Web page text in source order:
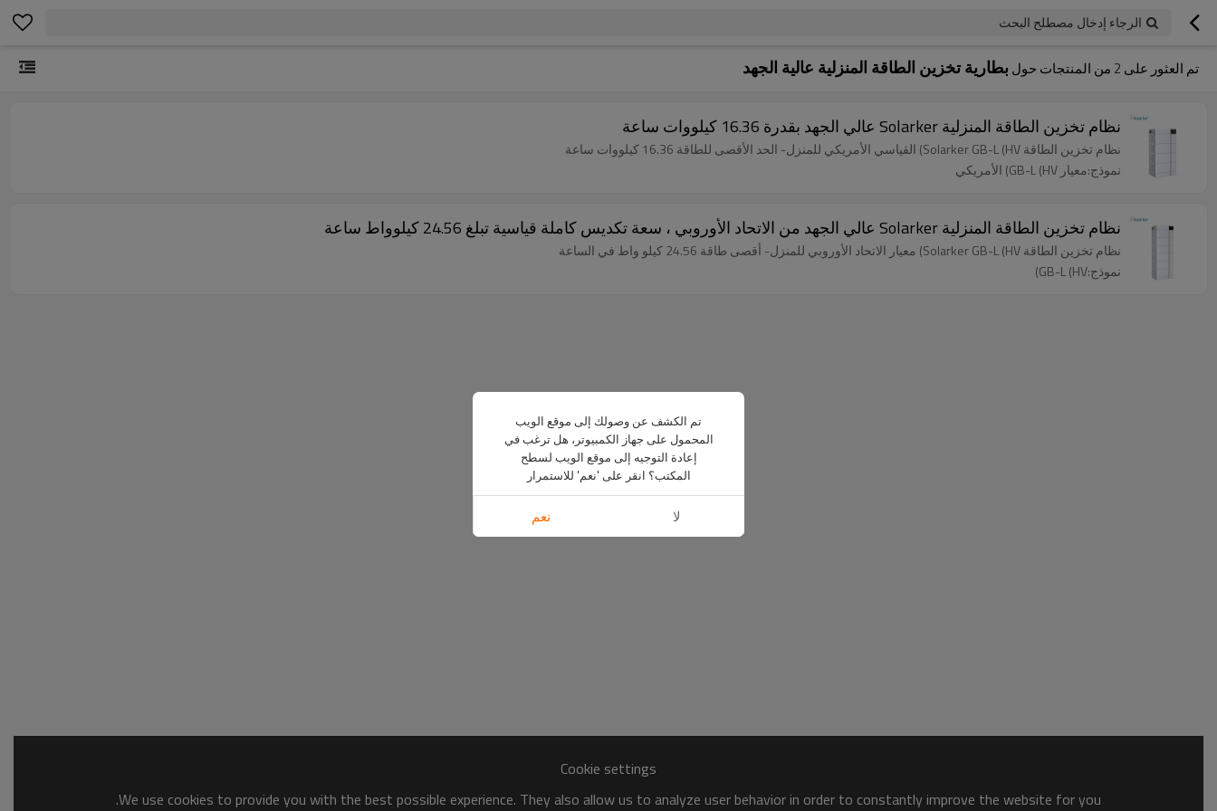
الرجاء إدخال مصطلح البحث
تم العثور على 2 من المنتجات حولبطارية تخزين الطاقة المنزلية عالية الجهد
نظام تخزين الطاقة المنزلية Solarker عالي الجهد بقدرة 16.36 كيلووات ساعة
نظام تخزين الطاقة Solarker GB-L (HV) القياسي الأمريكي للمنزل- الحد الأقصى للطاقة 16.36 كيلووات ساعة
نموذج:معيار GB-L (HV) الأمريكي
نظام تخزين الطاقة المنزلية Solarker عالي الجهد من الاتحاد الأوروبي ، سعة تكديس كاملة قياسية تبلغ 24.56 كيلوواط ساعة
نظام تخزين الطاقة Solarker GB-L (HV) معيار الاتحاد الأوروبي للمنزل- أقصى طاقة 24.56 كيلو واط في الساعة
نموذج:GB-L (HV)
Cookie settings
We use cookies to provide you with the best possible experience. They also allow us to analyze user behavior in order to constantly improve the website for you.
تم الكشف عن وصولك إلى موقع الويب
المحمول على جهاز الكمبيوتر، هل ترغب في
إعادة التوجيه إلى موقع الويب لسطح
المكتب؟ انقر على 'نعم' للاستمرار
لا نعم